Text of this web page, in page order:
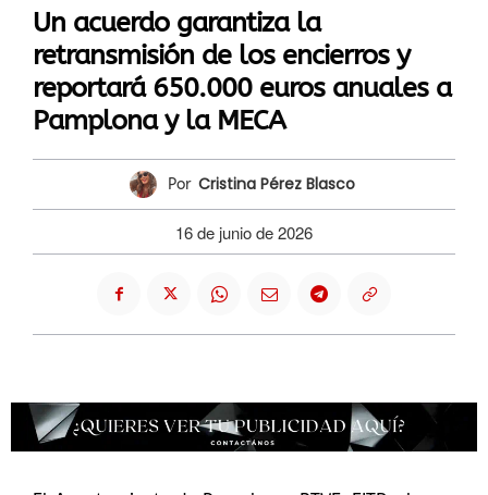
Un acuerdo garantiza la
retransmisión de los encierros y
reportará 650.000 euros anuales a
Pamplona y la MECA
Por Cristina Pérez Blasco
16 de junio de 2026